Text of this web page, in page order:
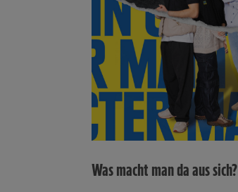
Was macht man da aus sich?